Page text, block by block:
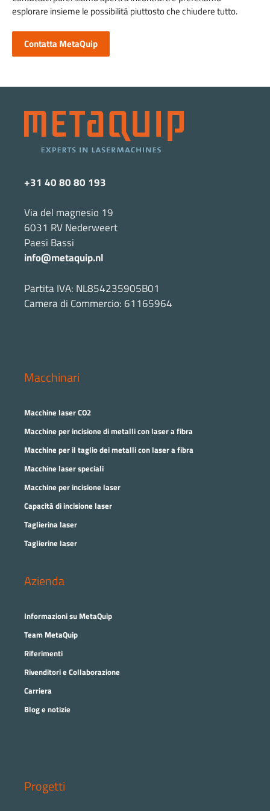
esplorare insieme le possibilità piuttosto che chiudere tutto.
Contatta MetaQuip
+31 40 80 80 193
Via del magnesio 19
6031 RV Nederweert
Paesi Bassi
info@metaquip.nl
Partita IVA: NL854235905B01
Camera di Commercio: 61165964
Macchinari
Macchine laser CO2
Macchine per incisione di metalli con laser a fibra
Macchine per il taglio dei metalli con laser a fibra
Macchine laser speciali
Macchine per incisione laser
Capacità di incisione laser
Taglierina laser
Taglierine laser
Azienda
Informazioni su MetaQuip
Team MetaQuip
Riferimenti
Rivenditori e Collaborazione
Carriera
Blog e notizie
Progetti